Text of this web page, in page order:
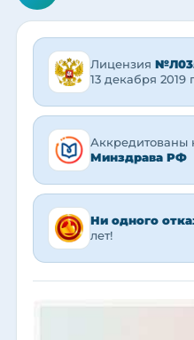
Лицензия
13 декабря 2019
Аккредитованы
Минздрава РФ
Ни одного
лет!